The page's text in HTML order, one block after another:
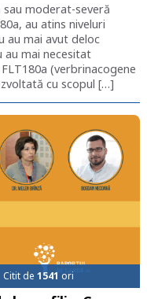
sau moderat-severă
au atins niveluri
au mai avut deloc
au mai necesitat
(verbrinacogene
cu scopul […]
de1541ori